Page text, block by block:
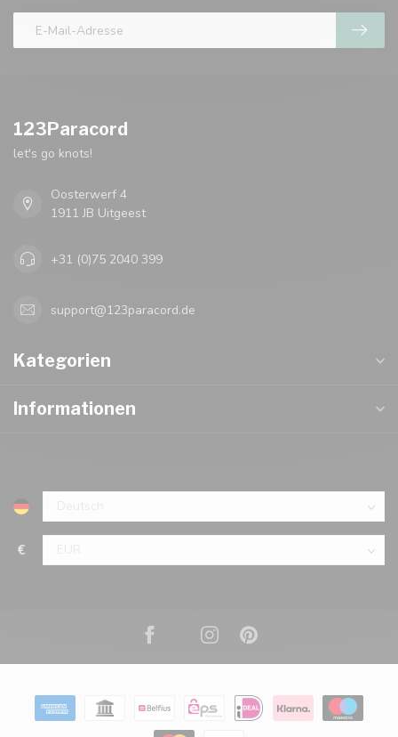
123Paracord
let's go knots!
Oosterwerf 4
1911 JB Uitgeest
+31 (0)75 2040 399
support@123paracord.de
Kategorien
Informationen
€